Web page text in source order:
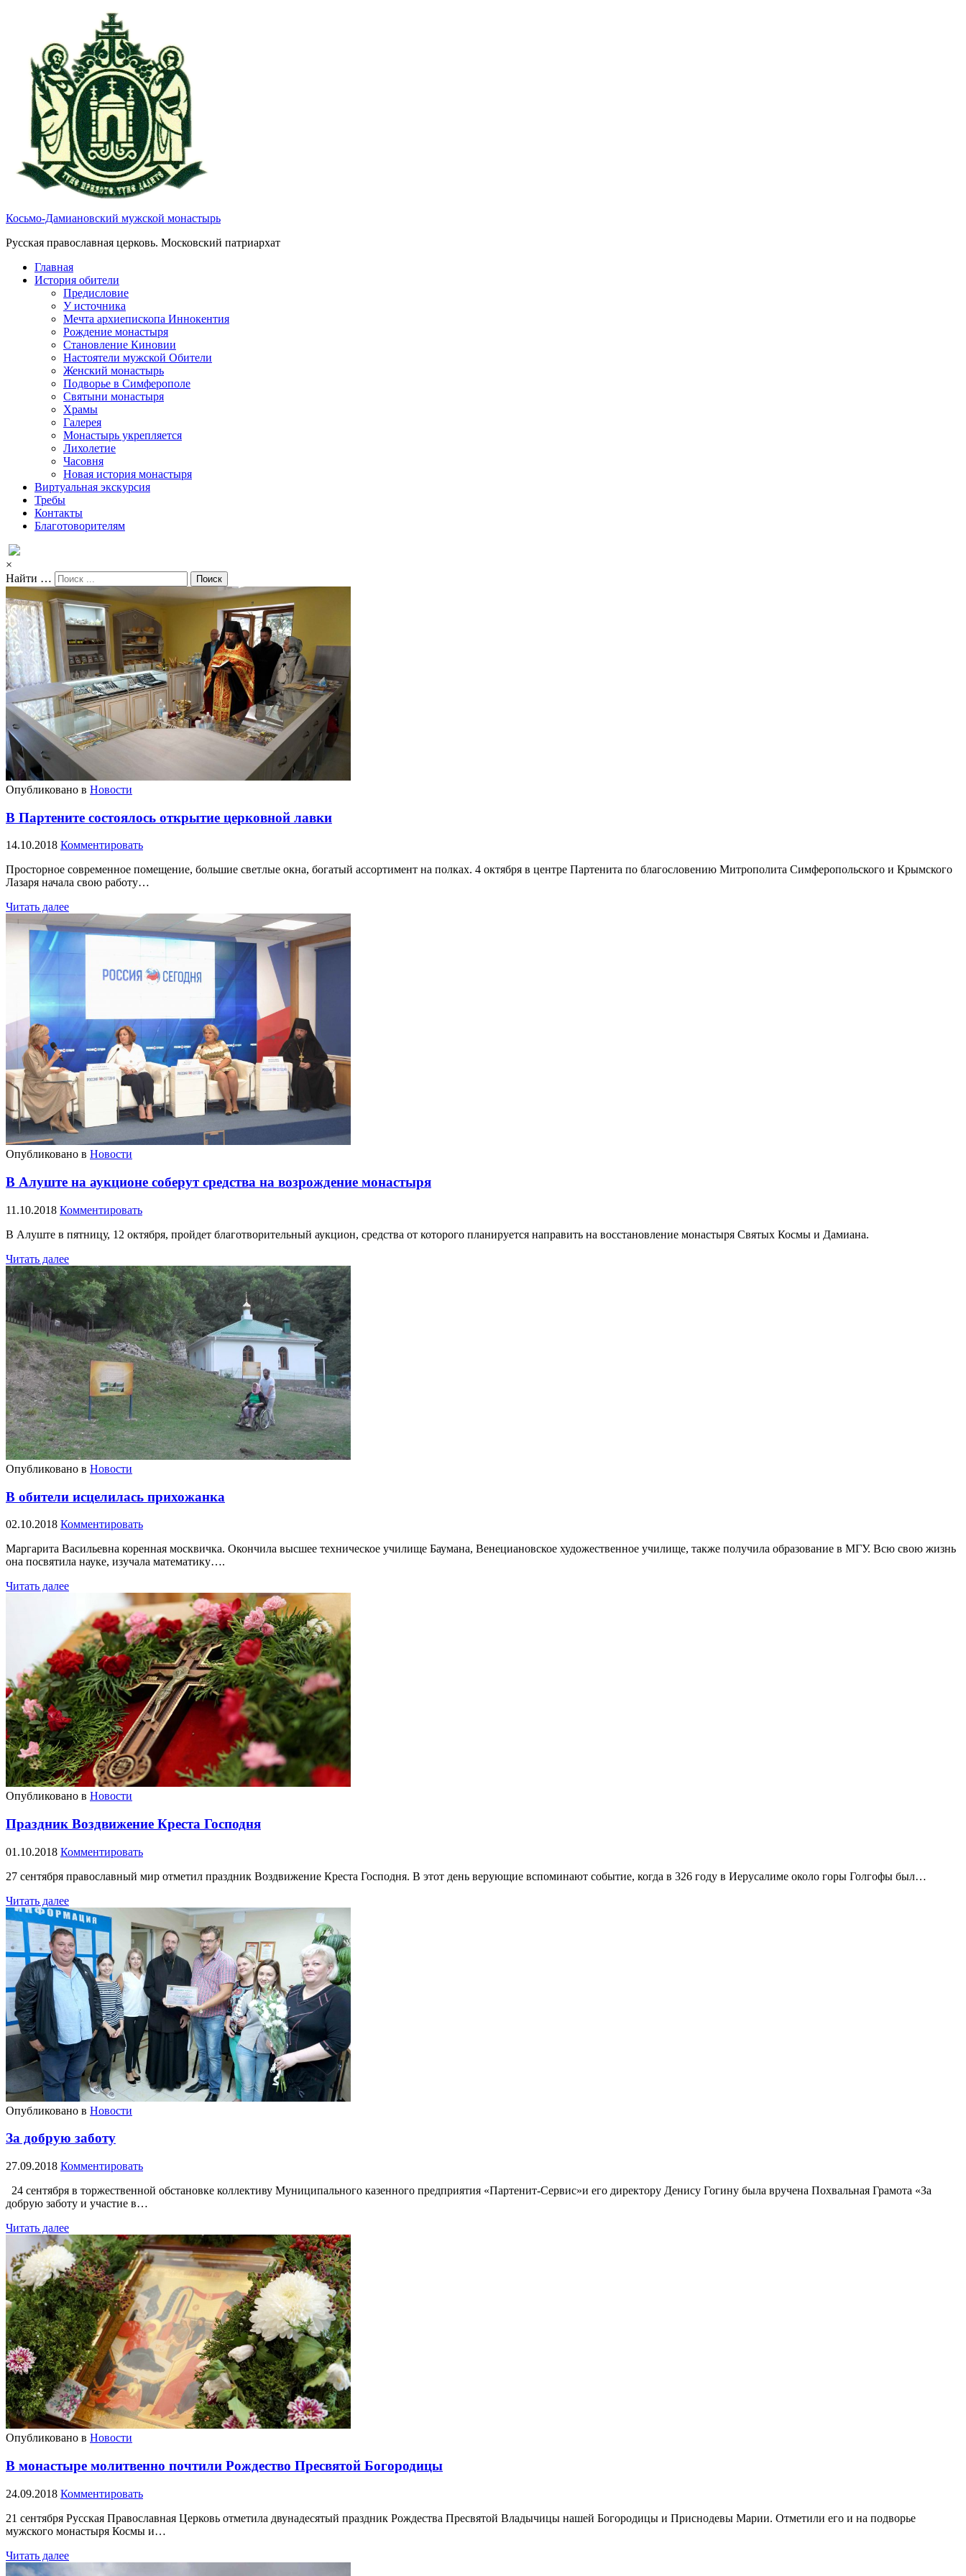
Косьмо-Дамиановский мужской монастырь
Русская православная церковь. Московский патриархат
Главная
История обители
Предисловие
У источника
Мечта архиепископа Иннокентия
Рождение монастыря
Становление Киновии
Настоятели мужской Обители
Женский монастырь
Подворье в Симферополе
Святыни монастыря
Храмы
Галерея
Монастырь укрепляется
Лихолетие
Часовня
Новая история монастыря
Виртуальная экскурсия
Требы
Контакты
Благотоворителям
×
Найти …
Опубликовано в Новости
В Партените состоялось открытие церковной лавки
14.10.2018 Комментировать
Просторное современное помещение, большие светлые окна, богатый ассортимент на полках. 4 октября в центре Партенита по благословению Митрополита Симферопольского и Крымского
Лазаря начала свою работу…
Читать далее
Опубликовано в Новости
В Алуште на аукционе соберут средства на возрождение монастыря
11.10.2018 Комментировать
В Алуште в пятницу, 12 октября, пройдет благотворительный аукцион, средства от которого планируется направить на восстановление монастыря Святых Космы и Дамиана.
Читать далее
Опубликовано в Новости
В обители исцелилась прихожанка
02.10.2018 Комментировать
Маргарита Васильевна коренная москвичка. Окончила высшее техническое училище Баумана, Венециановское художественное училище, также получила образование в МГУ. Всю свою жизнь
она посвятила науке, изучала математику….
Читать далее
Опубликовано в Новости
Праздник Воздвижение Креста Господня
01.10.2018 Комментировать
27 сентября православный мир отметил праздник Воздвижение Креста Господня. В этот день верующие вспоминают событие, когда в 326 году в Иерусалиме около горы Голгофы был…
Читать далее
Опубликовано в Новости
За добрую заботу
27.09.2018 Комментировать
24 сентября в торжественной обстановке коллективу Муниципального казенного предприятия «Партенит-Сервис»и его директору Денису Гогину была вручена Похвальная Грамота «За
добрую заботу и участие в…
Читать далее
Опубликовано в Новости
В монастыре молитвенно почтили Рождество Пресвятой Богородицы
24.09.2018 Комментировать
21 сентября Русская Православная Церковь отметила двунадесятый праздник Рождества Пресвятой Владычицы нашей Богородицы и Приснодевы Марии. Отметили его и на подворье
мужского монастыря Космы и…
Читать далее